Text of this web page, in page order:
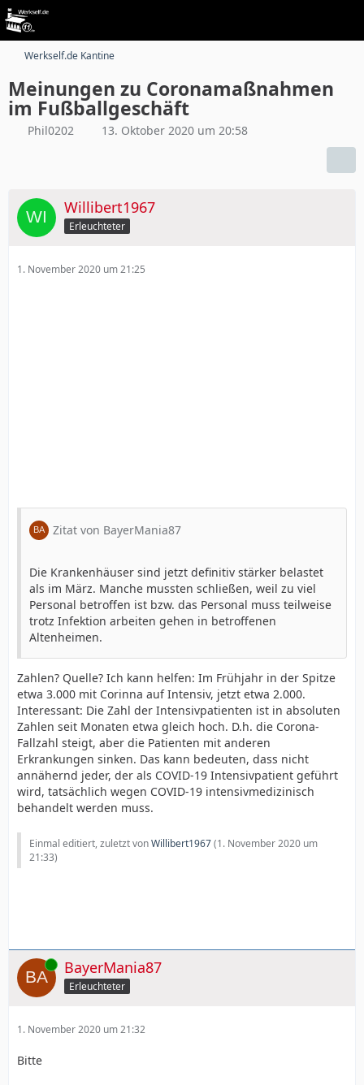
Werkself.de Kantine
Meinungen zu Coronamaßnahmen
im Fußballgeschäft
Phil0202 13. Oktober 2020 um 20:58
Willibert1967
Erleuchteter
1. November 2020 um 21:25
Zitat von BayerMania87
Die Krankenhäuser sind jetzt definitiv stärker belastet
als im März. Manche mussten schließen, weil zu viel
Personal betroffen ist bzw. das Personal muss teilweise
trotz Infektion arbeiten gehen in betroffenen
Altenheimen.
Zahlen? Quelle? Ich kann helfen: Im Frühjahr in der Spitze
etwa 3.000 mit Corinna auf Intensiv, jetzt etwa 2.000.
Interessant: Die Zahl der Intensivpatienten ist in absoluten
Zahlen seit Monaten etwa gleich hoch. D.h. die Corona-
Fallzahl steigt, aber die Patienten mit anderen
Erkrankungen sinken. Das kann bedeuten, dass nicht
annähernd jeder, der als COVID-19 Intensivpatient geführt
wird, tatsächlich wegen COVID-19 intensivmedizinisch
behandelt werden muss.
Einmal editiert, zuletzt vonWillibert1967(1. November 2020 um
21:33)
Online BayerMania87
Erleuchteter
1. November 2020 um 21:32
Bitte